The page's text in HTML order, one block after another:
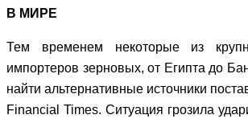
В МИРЕ
Тем временем некоторые из
импортеров зерновых, от Египта до
найти альтернативные источники
Financial Times. Ситуация грозила